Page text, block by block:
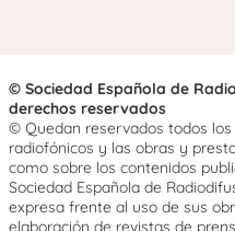
© Sociedad Española de
derechos reservados
© Quedan reservados todos
radiofónicos y las obras y
como sobre los contenidos
Sociedad Española de
expresa frente al uso de sus
elaboración de revistas de